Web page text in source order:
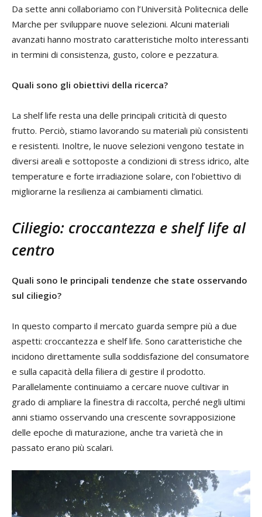
Da sette anni collaboriamo con l’Università Politecnica delle
Marche per sviluppare nuove selezioni. Alcuni materiali
avanzati hanno mostrato caratteristiche molto interessanti
in termini di consistenza, gusto, colore e pezzatura.
Quali sono gli obiettivi della ricerca?
La shelf life resta una delle principali criticità di questo
frutto. Perciò, stiamo lavorando su materiali più consistenti
e resistenti. Inoltre, le nuove selezioni vengono testate in
diversi areali e sottoposte a condizioni di stress idrico, alte
temperature e forte irradiazione solare, con l’obiettivo di
migliorarne la resilienza ai cambiamenti climatici.
Ciliegio: croccantezza e shelf life al
centro
Quali sono le principali tendenze che state osservando
sul ciliegio?
In questo comparto il mercato guarda sempre più a due
aspetti: croccantezza e shelf life. Sono caratteristiche che
incidono direttamente sulla soddisfazione del consumatore
e sulla capacità della filiera di gestire il prodotto.
Parallelamente continuiamo a cercare nuove cultivar in
grado di ampliare la finestra di raccolta, perché negli ultimi
anni stiamo osservando una crescente sovrapposizione
delle epoche di maturazione, anche tra varietà che in
passato erano più scalari.